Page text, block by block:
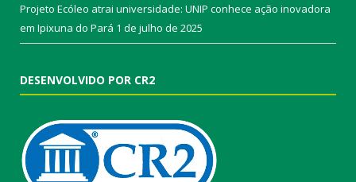
Projeto Ecóleo atrai universidade: UNIP conhece ação inovadora
em Ipixuna do Pará 1 de julho de 2025
DESENVOLVIDO POR CR2